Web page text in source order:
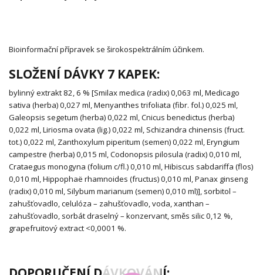
Bioinformační přípravek se širokospektrálním účinkem.
SLOŽENÍ DÁVKY 7 KAPEK:
bylinný extrakt 82, 6 % [Smilax medica (radix) 0,063 ml, Medicago
sativa (herba) 0,027 ml, Menyanthes trifoliata (fibr. fol.) 0,025 ml,
Galeopsis segetum (herba) 0,022 ml, Cnicus benedictus (herba)
0,022 ml, Liriosma ovata (lig.) 0,022 ml, Schizandra chinensis (fruct.
tot.) 0,022 ml, Zanthoxylum piperitum (semen) 0,022 ml, Eryngium
campestre (herba) 0,015 ml, Codonopsis pilosula (radix) 0,010 ml,
Crataegus monogyna (folium c/fl.) 0,010 ml, Hibiscus sabdariffa (flos)
0,010 ml, Hippophaë rhamnoides (fructus) 0,010 ml, Panax ginseng
(radix) 0,010 ml, Silybum marianum (semen) 0,010 ml)], sorbitol –
zahušťovadlo, celulóza – zahušťovadlo, voda, xanthan –
zahušťovadlo, sorbát draselný – konzervant, směs silic 0,12 %,
grapefruitový extract <0,0001 %.